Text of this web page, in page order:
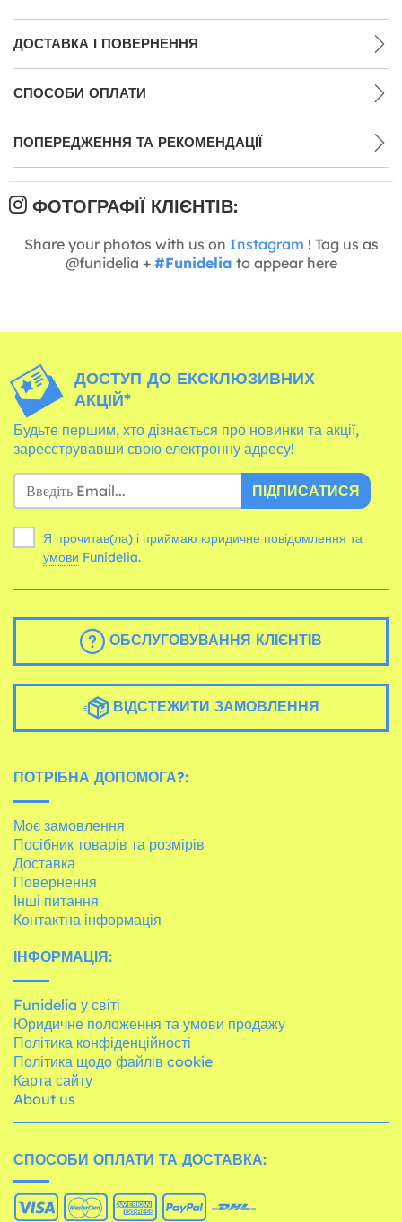
ДОСТАВКА І ПОВЕРНЕННЯ
СПОСОБИ ОПЛАТИ
ПОПЕРЕДЖЕННЯ ТА РЕКОМЕНДАЦІЇ
ФОТОГРАФІЇ КЛІЄНТІВ:
Share your photos with us on Instagram ! Tag us as
@funidelia + #Funidelia to appear here
ДОСТУП ДО ЕКСКЛЮЗИВНИХ
АКЦІЙ*
Будьте першим, хто дізнається про новинки та акції,
зареєструвавши свою електронну адресу!
ПІДПИСАТИСЯ
Я прочитав(ла) і приймаю юридичне повідомлення та
умови Funidelia.
ОБСЛУГОВУВАННЯ КЛІЄНТІВ
ВІДСТЕЖИТИ ЗАМОВЛЕННЯ
ПОТРІБНА ДОПОМОГА?:
Моє замовлення
Посібник товарів та розмірів
Доставка
Повернення
Інші питання
Контактна інформація
ІНФОРМАЦІЯ:
Funidelia у світі
Юридичне положення та умови продажу
Політика конфіденційності
Політика щодо файлів cookie
Карта сайту
About us
СПОСОБИ ОПЛАТИ ТА ДОСТАВКА: